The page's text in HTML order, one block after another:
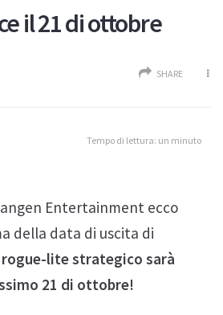
il 21 di ottobre
SHARE
Tempo di lettura: un minuto
Entertainment ecco
della data di uscita di
lite strategico sarà
21 di ottobre!